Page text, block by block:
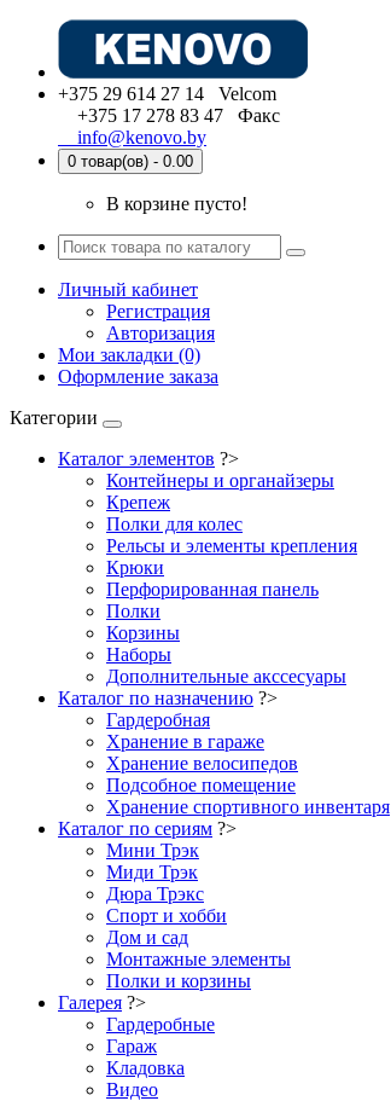
+375 29 614 27 14 Velcom
+375 17 278 83 47 Факс
info@kenovo.by
0 товар(ов) - 0.00
В корзине пусто!
Личный кабинет
Регистрация
Авторизация
Мои закладки (0)
Оформление заказа
Категории
Каталог элементов ?>
Контейнеры и органайзеры
Крепеж
Полки для колес
Рельсы и элементы крепления
Крюки
Перфорированная панель
Полки
Корзины
Наборы
Дополнительные акссесуары
Каталог по назначению ?>
Гардеробная
Хранение в гараже
Хранение велосипедов
Подсобное помещение
Хранение спортивного инвентаря
Каталог по сериям ?>
Мини Трэк
Миди Трэк
Дюра Трэкс
Спорт и хобби
Дом и сад
Монтажные элементы
Полки и корзины
Галерея ?>
Гардеробные
Гараж
Кладовка
Видео